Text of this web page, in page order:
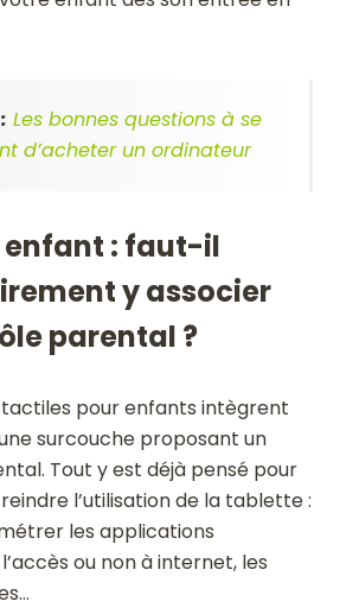
Les bonnes questions à se
d’acheter un ordinateur
: faut-il
y associer
parental ?
pour enfants intègrent
surcouche proposant un
Tout y est déjà pensé pour
l’utilisation de la tablette :
les applications
ou non à internet, les